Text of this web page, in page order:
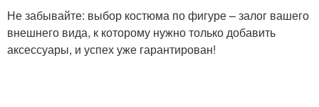
Не забывайте: выбор костюма по фигуре – залог вашего
внешнего вида, к которому нужно только добавить
аксессуары, и успех уже гарантирован!